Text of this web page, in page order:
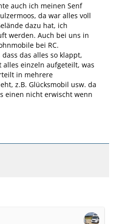
auch ich meinen Senf
da war alles voll
dazu hat, ich
werden. Auch bei uns in
bei RC.
das alles so klappt,
einzeln aufgeteilt, was
in mehrere
z.B. Glücksmobil usw. da
einen nicht erwischt wenn